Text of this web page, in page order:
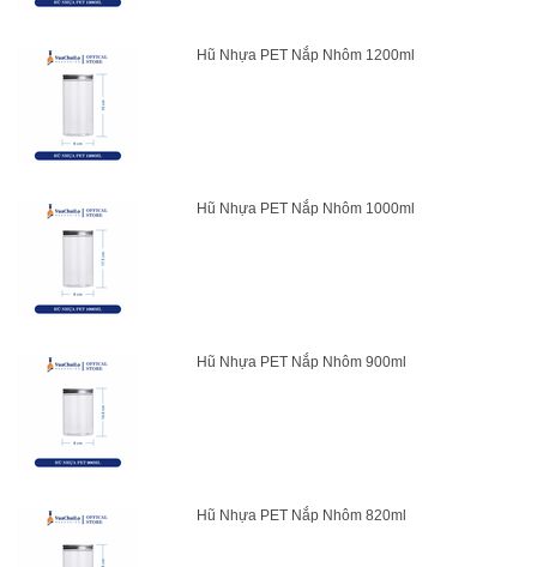
Hũ Nhựa PET Nắp Nhôm 1200ml
Hũ Nhựa PET Nắp Nhôm 1000ml
Hũ Nhựa PET Nắp Nhôm 900ml
Hũ Nhựa PET Nắp Nhôm 820ml